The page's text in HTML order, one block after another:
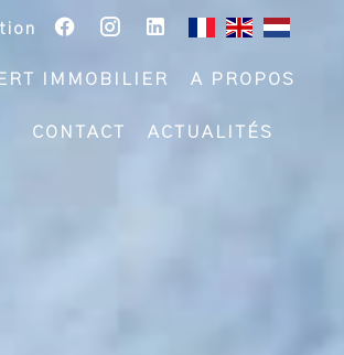
IMMOBILIER A PROPOS
CONTACT ACTUALITÉS